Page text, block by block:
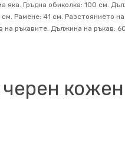
яка. Гръдна обиколка: 100 см.
Рамене: 41 см. Разстоянието
ръкавите. Дължина на ръкав:
кожен